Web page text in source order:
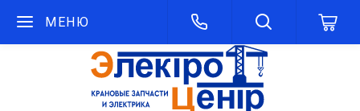
МЕНЮ